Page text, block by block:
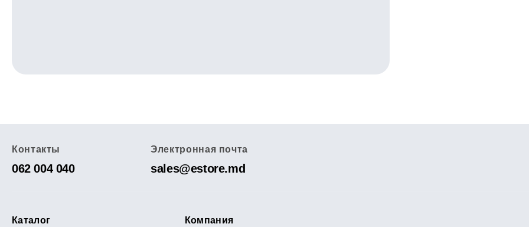
Контакты
062 004 040
Электронная почта
sales@estore.md
Каталог Компания